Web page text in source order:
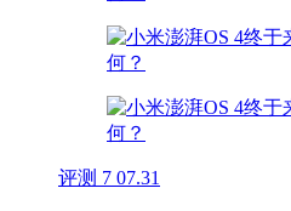
评测 7 07.31